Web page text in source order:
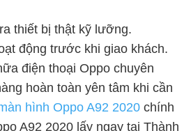
thiết bị thật kỹ lưỡng.
động trước khi giao khách.
điện thoại Oppo chuyên
hoàn toàn yên tâm khi cần
hình Oppo A92 2020 chính
A92 2020 lấy ngay tại Thành